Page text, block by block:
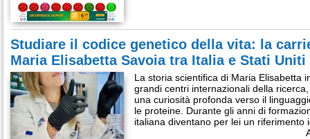
Studiare il codice genetico della vita: la
Maria Elisabetta Savoia tra Italia e Stati Uniti
La storia scientifica di Maria Elisabetta
grandi centri internazionali della
una curiosità profonda verso il
le proteine. Durante gli anni di
italiana diventano per lei un